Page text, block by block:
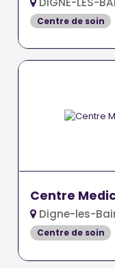
Centre de soin
Centre
Digne-les-
Centre de soin